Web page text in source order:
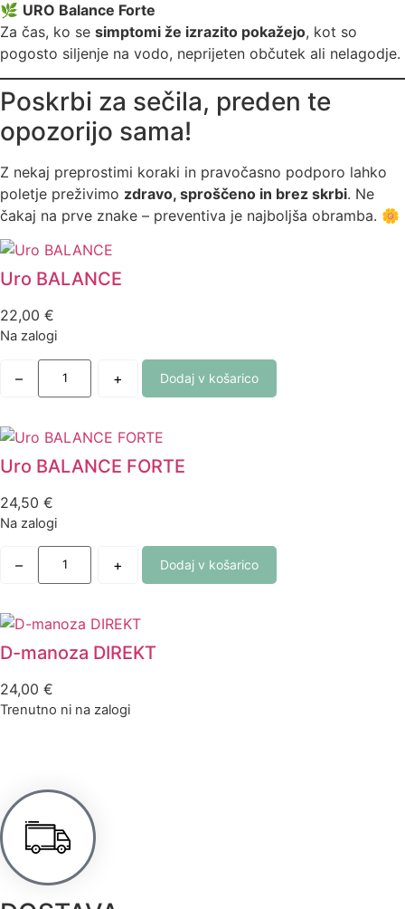
🌿 URO Balance Forte
Za čas, ko se simptomi že izrazito pokažejo, kot so
pogosto siljenje na vodo, neprijeten občutek ali nelagodje.
Poskrbi za sečila, preden te
opozorijo sama!
Z nekaj preprostimi koraki in pravočasno podporo lahko
poletje preživimo zdravo, sproščeno in brez skrbi. Ne
čakaj na prve znake – preventiva je najboljša obramba. 🌼
Uro BALANCE
22,00 €
Na zalogi
– + Dodaj v košarico
Uro BALANCE FORTE
24,50 €
Na zalogi
– + Dodaj v košarico
D-manoza DIREKT
24,00 €
Trenutno ni na zalogi